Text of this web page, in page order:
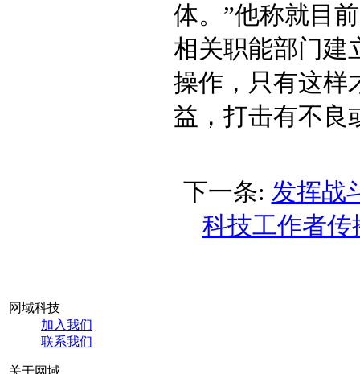
体。”他称就目
相关职能部门建
操作，只有这样
益，打击有不良
下一条: 发挥战
科技工作者传
网域科技
加入我们
联系我们
关于网域